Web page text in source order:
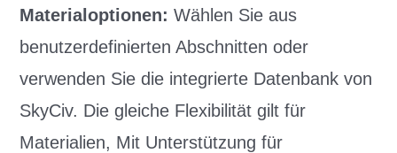
Materialoptionen:Wählen Sie aus
benutzerdefinierten Abschnitten oder
verwenden Sie die integrierte Datenbank von
SkyCiv. Die gleiche Flexibilität gilt für
Materialien, Mit Unterstützung für